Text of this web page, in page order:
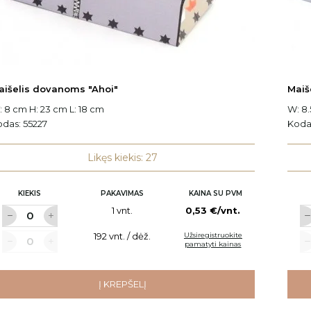
dovanoms "Ahoi"
8 cm H: 23 cm L: 18 cm
55227
Likęs kiekis: 27
KIEKIS PAKAVIMAS KAINA SU PVM
1 vnt. 0,53 €/vnt.
192 vnt. / dėž.
Užsiregistruokite
pamatyti kainas
Į KREPŠELĮ
W: